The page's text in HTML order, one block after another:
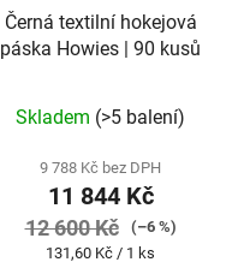
Černá textilní hokejová
páska Howies | 90 kusů
Skladem (>5 balení)
9 788 Kč bez DPH
11 844 Kč
12 600 Kč
(–6 %)
Měrná
131,60 Kč / 1 ks